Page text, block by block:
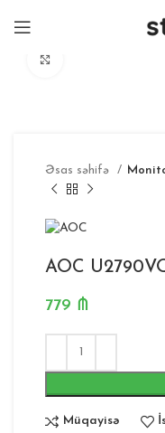
Əsas səhifə
AOC
779 ₼
Müqayisə